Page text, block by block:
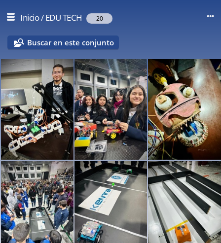
Inicio/EDU TECH 20
Buscar en este conjunto